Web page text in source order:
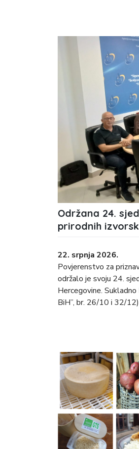
Održana 24.
prirodnih
22. srpnja 2026.
Povjerenstvo za
održalo je svoju 24.
Hercegovine.
BiH”, br. 26/10 i 32/